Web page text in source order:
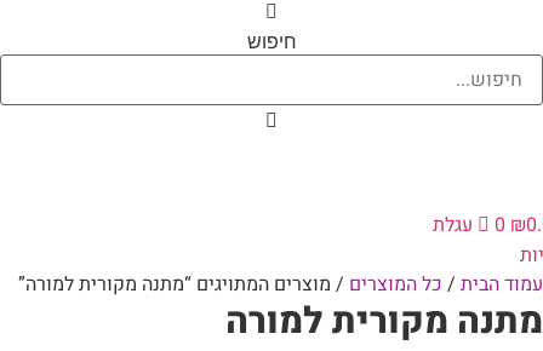
חיפוש
₪
0
עגלת
עמוד הבית / כל המוצרים / מוצרים המתויגים “מתנה מקורית למורה”
מתנה מקורית למורה